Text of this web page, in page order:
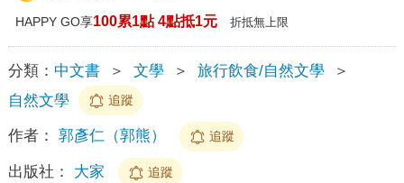
HAPPY GO享100累1點 4點抵1元 折抵無上限
分類： 中文書 ＞ 文學 ＞ 旅行飲食/自然文學
＞
自然文學
追蹤
作者： 郭彥仁（郭熊） 追蹤
出版社： 大家 追蹤